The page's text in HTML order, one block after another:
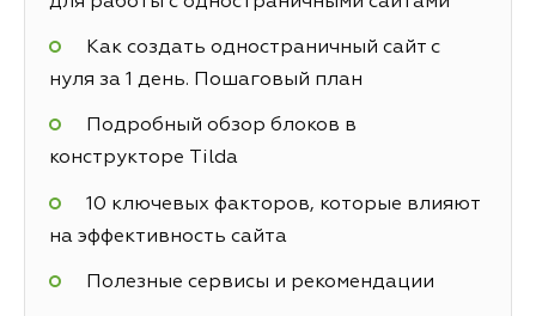
Как создать одностраничный сайт с
нуля за 1 день. Пошаговый план
Подробный обзор блоков в
конструкторе Tilda
10 ключевых факторов, которые влияют
на эффективность сайта
Полезные сервисы и рекомендации